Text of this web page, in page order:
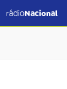
rádioNacional